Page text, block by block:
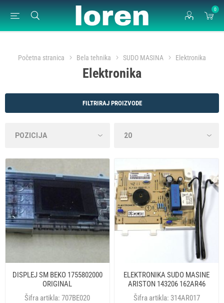
0
Početna stranica Bela tehnika SUDO MASINA Elektronika
Elektronika
FILTRIRAJ PROIZVODE
DISPLEJ SM BEKO 1755802000
ORIGINAL
Šifra artikla:707BE020
ELEKTRONIKA SUDO MASINE
ARISTON 143206 162AR46
AR6114- NEMA UCITAVANJA
Šifra artikla: 314AR017